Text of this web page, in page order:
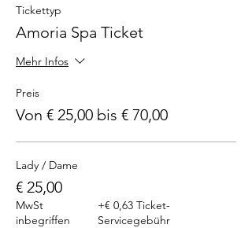
Tickettyp
Amoria Spa Ticket
Mehr Infos
Preis
Von € 25,00 bis € 70,00
Lady / Dame
€ 25,00
MwSt
inbegriffen
+€ 0,63 Ticket-
Servicegebühr